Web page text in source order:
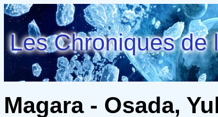
Les Chroniques de
Magara - Osada,